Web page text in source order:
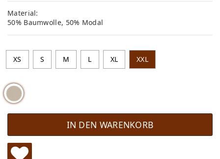
Material:
50% Baumwolle, 50% Modal
XS S M L XL XXL
IN DEN WARENKORB